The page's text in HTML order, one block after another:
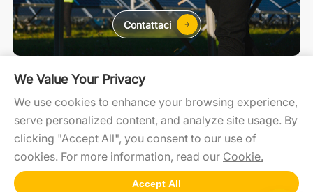
Residenziale C&I Utility Scale
SolaXCloud SolaXDesign Developer Portal
Contattaci
We Value Your Privacy
We use cookies to enhance your browsing experience,
serve personalized content, and analyze site usage. By
clicking "Accept All", you consent to our use of
cookies. For more information, read our Cookie.
Accept All